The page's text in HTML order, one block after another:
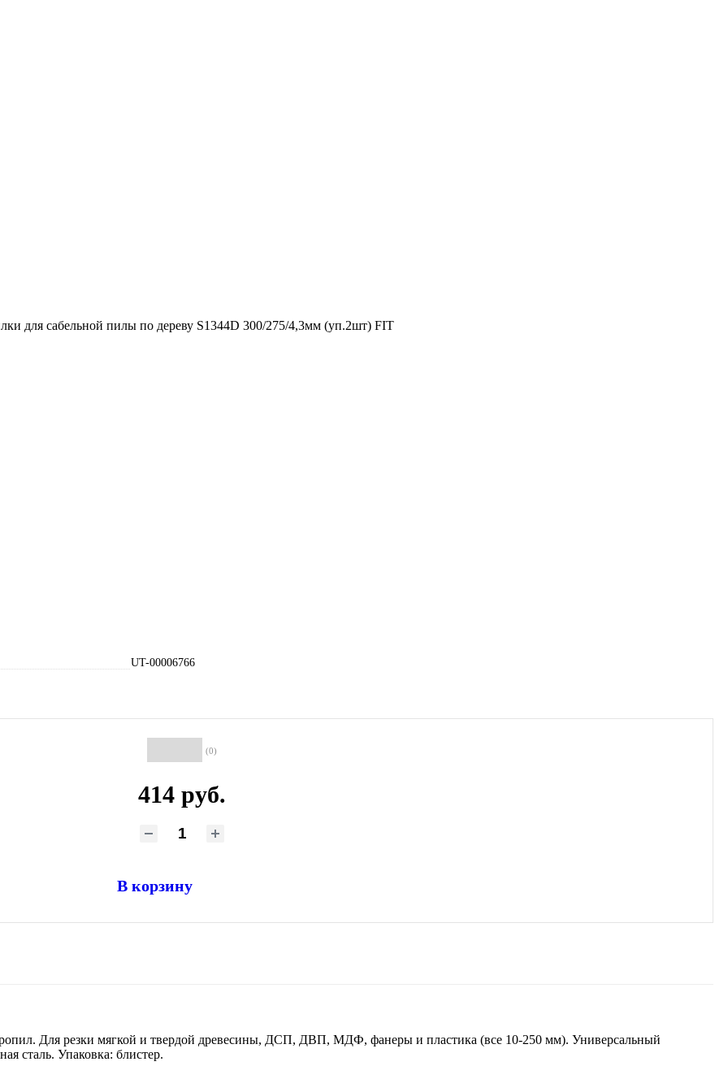
UT-00006766
(0)
414 руб.
В корзину
Для резки мягкой и твердой древесины, ДСП, ДВП, МДФ, фанеры и пластика (все 10-250 мм). Универсальный
сталь. Упаковка: блистер.